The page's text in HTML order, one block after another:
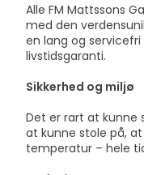
Alle FM Mattssons
med den
en lang og
livstidsgaranti.
Sikkerhed og miljø
Det er rart at kunne
at kunne stole på,
temperatur – hele